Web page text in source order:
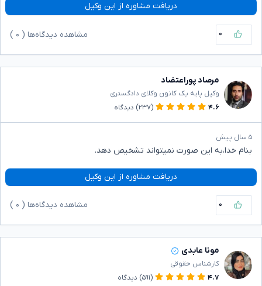
دریافت مشاوره از این وکیل
۰ مشاهده دیدگاه‌ها ( ۰
مرصاد پوراعتضاد
وکیل پایه یک کانون وکلای دادگستری
۴.۶
(۲۳۷) دیدگاه
۵ سال پیش
بنام خدا،به این صورت نمیتواند تشخیص دهد.
دریافت مشاوره از این وکیل
۰ مشاهده دیدگاه‌ها ( ۰
مونا عابدی
کارشناس حقوقی
۴.۷
(۵۹۱) دیدگاه